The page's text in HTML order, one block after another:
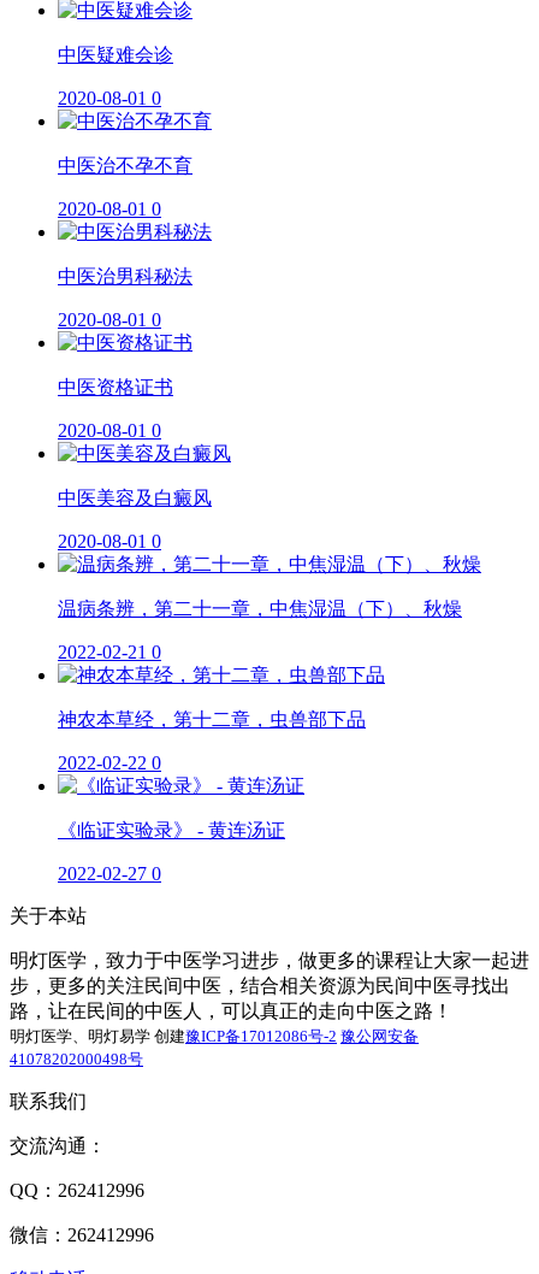
中医疑难会诊
2020-08-01 0
中医治不孕不育
2020-08-01 0
中医治男科秘法
2020-08-01 0
中医资格证书
2020-08-01 0
中医美容及白癜风
2020-08-01 0
温病条辨，第二十一章，中焦湿温（下）、秋燥
2022-02-21 0
神农本草经，第十二章，虫兽部下品
2022-02-22 0
《临证实验录》 - 黄连汤证
2022-02-27 0
关于本站
明灯医学，致力于中医学习进步，做更多的课程让大家一起进
步，更多的关注民间中医，结合相关资源为民间中医寻找出
路，让在民间的中医人，可以真正的走向中医之路！
明灯医学、明灯易学 创建豫ICP备17012086号-2 豫公网安备
41078202000498号
联系我们
交流沟通：
QQ：262412996
微信：262412996